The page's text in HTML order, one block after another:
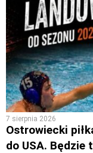
7 sierpnia 2026
Ostrowiecki
do USA. Będzie